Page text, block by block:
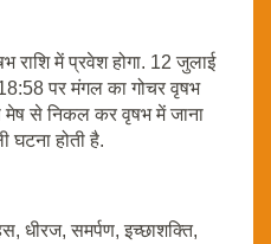
में प्रवेश होगा. 12 जुलाई
पर मंगल का गोचर वृषभ
मेष से निकल कर वृषभ में जाना
होती है.
धीरज, समर्पण, इच्छाशक्ति,